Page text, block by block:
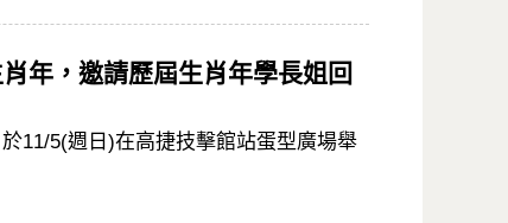
年，邀請歷屆生肖年學長姐回
11/5(週日)在高捷技擊館站蛋型廣場舉